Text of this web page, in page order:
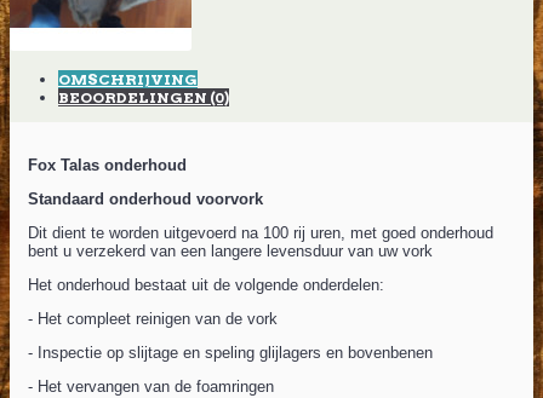
OMSCHRIJVING
BEOORDELINGEN (0)
Fox Talas onderhoud
Standaard onderhoud voorvork
Dit dient te worden uitgevoerd na 100 rij uren, met goed onderhoud
bent u verzekerd van een langere levensduur van uw vork
Het onderhoud bestaat uit de volgende onderdelen:
- Het compleet reinigen van de vork
- Inspectie op slijtage en speling glijlagers en bovenbenen
- Het vervangen van de foamringen